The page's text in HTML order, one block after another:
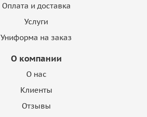
Оплата и доставка
Услуги
Униформа на заказ
О компании
О нас
Клиенты
Отзывы